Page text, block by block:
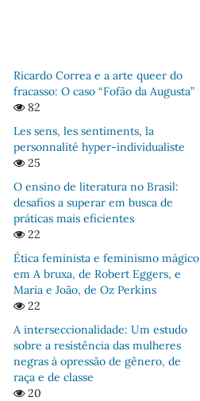
Ricardo Correa e a arte queer do
fracasso: O caso “Fofão da Augusta”
82
Les sens, les sentiments, la
personnalité hyper-individualiste
25
O ensino de literatura no Brasil:
desafios a superar em busca de
práticas mais eficientes
22
Ética feminista e feminismo mágico
em A bruxa, de Robert Eggers, e
Maria e João, de Oz Perkins
22
A interseccionalidade: Um estudo
sobre a resistência das mulheres
negras à opressão de gênero, de
raça e de classe
20